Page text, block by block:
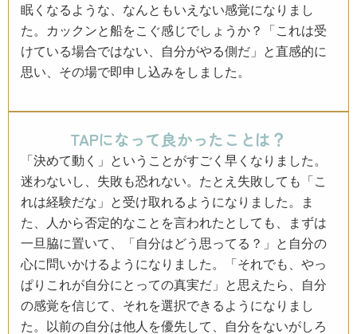
眠くなるような、なんともいえない感覚になりまし
た。カックンと船をこぐ感じでしょうか？「これは受
けている場合ではない、自分がやる側だ」と直感的に
思い、その場で即申し込みをしました。
TAPになって良かったことは？
「決めて動く」ということがすごく早くなりました。
迷わないし、失敗も恐れない。たとえ失敗しても「こ
れは経験だな」と受け取れるようになりました。ま
た、人から否定的なことを言われたとしても、まずは
一旦脇に置いて、「自分はどう思ってる？」と自分の
心に問いかけるようになりました。「それでも、やっ
ぱりこれが自分にとっての真実だ」と思えたら、自分
の感覚を信じて、それを選択できるようになりまし
た。以前の自分は他人を優先して、自分をないがしろ